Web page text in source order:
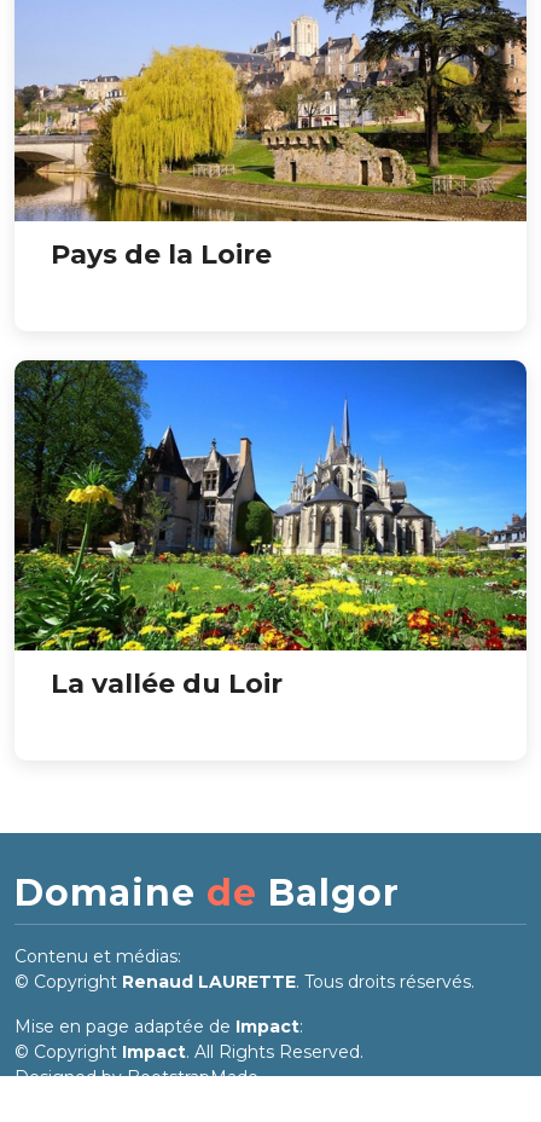
Pays de la Loire
La vallée du Loir
Domaine de Balgor
Contenu et médias:
© Copyright Renaud LAURETTE. Tous droits réservés.
Mise en page adaptée de Impact:
© Copyright Impact. All Rights Reserved.
Designed byBootstrapMade